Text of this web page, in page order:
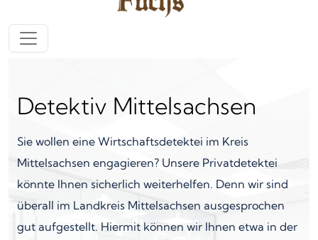
Zum Inhalt springen
Hauptnavigation
Detektiv Mittelsachsen
Sie wollen eine Wirtschaftsdetektei im Kreis
Mittelsachsen engagieren? Unsere Privatdetektei
könnte Ihnen sicherlich weiterhelfen. Denn wir sind
überall im Landkreis Mittelsachsen ausgesprochen
gut aufgestellt. Hiermit können wir Ihnen etwa in der